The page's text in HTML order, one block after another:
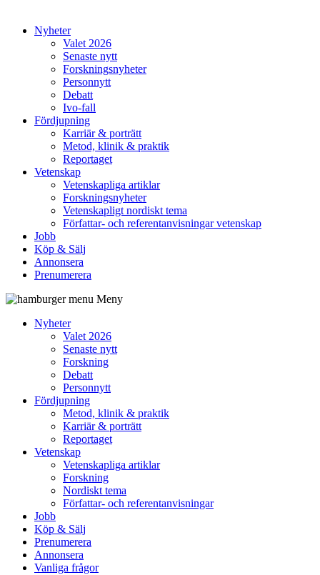
Nyheter
Valet 2026
Senaste nytt
Forskningsnyheter
Personnytt
Debatt
Ivo-fall
Fördjupning
Karriär & porträtt
Metod, klinik & praktik
Reportaget
Vetenskap
Vetenskapliga artiklar
Forskningsnyheter
Vetenskapligt nordiskt tema
Författar- och referentanvisningar vetenskap
Jobb
Köp & Sälj
Annonsera
Prenumerera
Meny
Nyheter
Valet 2026
Senaste nytt
Forskning
Debatt
Personnytt
Fördjupning
Metod, klinik & praktik
Karriär & porträtt
Reportaget
Vetenskap
Vetenskapliga artiklar
Forskning
Nordiskt tema
Författar- och referentanvisningar
Jobb
Köp & Sälj
Prenumerera
Annonsera
Vanliga frågor